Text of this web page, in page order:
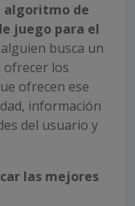
algoritmo de
juego para el
busca un
ofrecer los
ofrecen ese
información
del usuario y
las mejores